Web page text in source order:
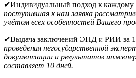
✔Индивидуальный подход к каждому
поступившая к нам заявка
учётом всех особенностей Вашего
✔Выдача заключений ЭПД и РИИ за
проведения негосударственной
документации и результатов
составляет 10 дней.